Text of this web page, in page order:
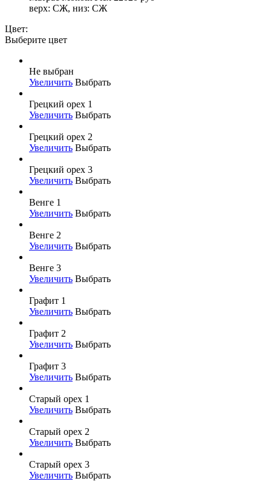
верх: СЖ, низ: СЖ
Цвет:
Выберите цвет
Не выбран
Увеличить Выбрать
Грецкий орех 1
Увеличить Выбрать
Грецкий орех 2
Увеличить Выбрать
Грецкий орех 3
Увеличить Выбрать
Венге 1
Увеличить Выбрать
Венге 2
Увеличить Выбрать
Венге 3
Увеличить Выбрать
Графит 1
Увеличить Выбрать
Графит 2
Увеличить Выбрать
Графит 3
Увеличить Выбрать
Старый орех 1
Увеличить Выбрать
Старый орех 2
Увеличить Выбрать
Старый орех 3
Увеличить Выбрать